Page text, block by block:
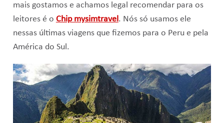
mais gostamos e achamos legal recomendar para os
leitores é o Chip mysimtravel. Nós só usamos ele
nessas últimas viagens que fizemos para o Peru e pela
América do Sul.